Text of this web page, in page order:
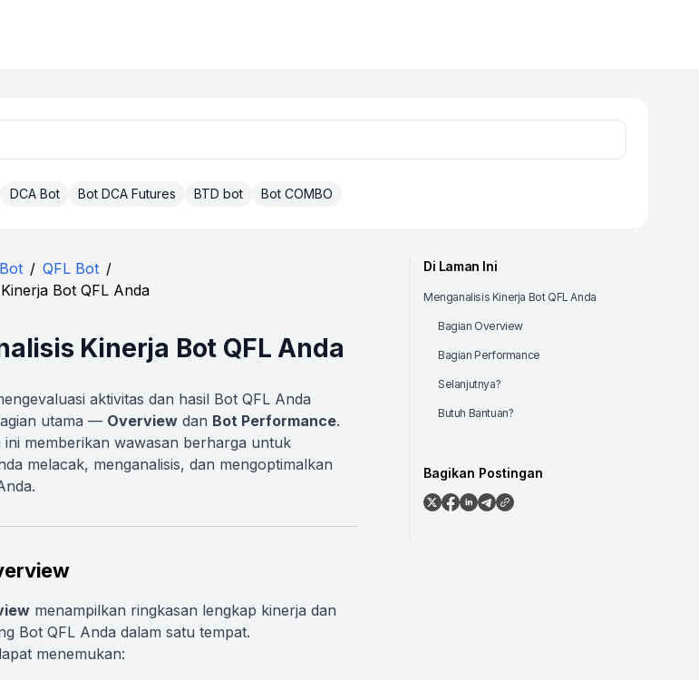
DCA Bot Bot DCA Futures BTD bot Bot COMBO
/ QFL Bot /
Bot QFL Anda
Kinerja Bot QFL Anda
aktivitas dan hasil Bot QFL Anda
utama — Overview dan Bot Performance.
ini memberikan wawasan berharga untuk
melacak, menganalisis, dan mengoptimalkan
menampilkan ringkasan lengkap kinerja dan
Bot QFL Anda dalam satu tempat.
menemukan:
Di Laman Ini
Menganalisis Kinerja Bot QFL Anda
Bagian Overview
Bagian Performance
Selanjutnya?
Butuh Bantuan?
Bagikan Postingan